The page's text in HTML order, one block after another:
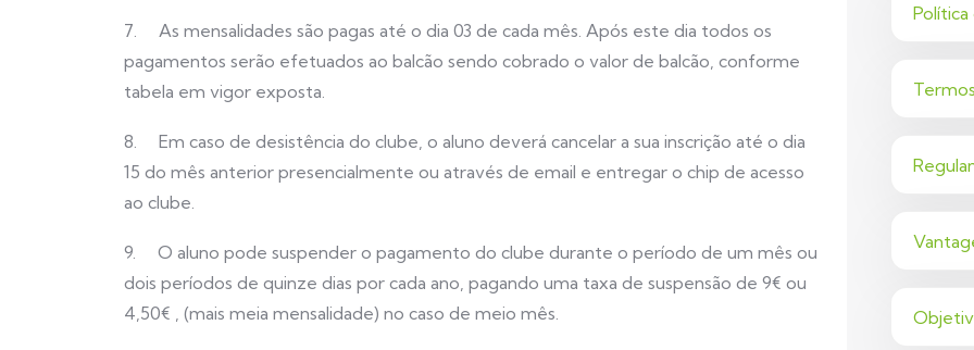
7. As mensalidades são pagas até o dia 03 de cada mês. Após este dia todos os
pagamentos serão efetuados ao balcão sendo cobrado o valor de balcão, conforme
tabela em vigor exposta.
8. Em caso de desistência do clube, o aluno deverá cancelar a sua inscrição até o dia
15 do mês anterior presencialmente ou através de email e entregar o chip de acesso
ao clube.
9. O aluno pode suspender o pagamento do clube durante o período de um mês ou
dois períodos de quinze dias por cada ano, pagando uma taxa de suspensão de 9€ ou
4,50€ , (mais meia mensalidade) no caso de meio mês.